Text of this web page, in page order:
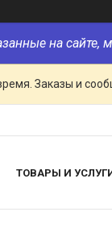
на сайте,
Заказы и
ТОВАРЫ И